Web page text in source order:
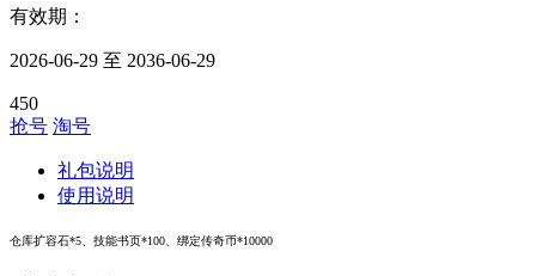
有效期：
2026-06-29 至 2036-06-29
450
抢号 淘号
礼包说明
使用说明
仓库扩容石*5、技能书页*100、绑定传奇币*10000